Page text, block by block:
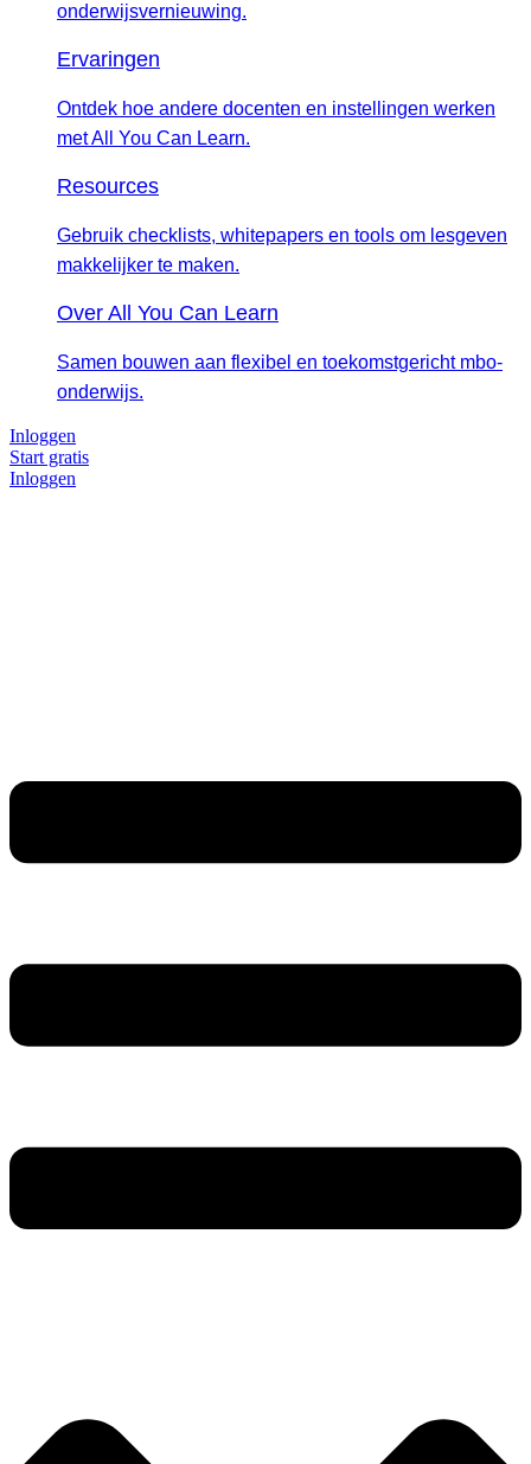
onderwijsvernieuwing.
Ervaringen
Ontdek hoe andere docenten en instellingen werken
met All You Can Learn.
Resources
Gebruik checklists, whitepapers en tools om lesgeven
makkelijker te maken.
Over All You Can Learn
Samen bouwen aan flexibel en toekomstgericht mbo-
onderwijs.
Inloggen
Start gratis
Inloggen